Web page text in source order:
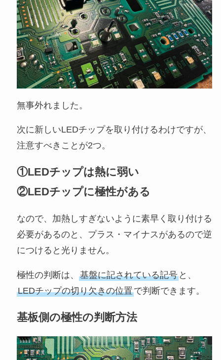
無事外れました。
次に新しいLEDチップを取り付けるわけですが、
注意すべきことが2つ。
①LEDチップは熱に弱い
②LEDチップに極性がある
なので、加熱しすぎないように素早く取り付ける
必要があるのと、プラス・マイナスがあるので逆
につけると光りません。
極性の判断は、 基盤に記されている記号と、
LEDチップの切り欠きの位置で判断できます。
基板側の極性の判断方法